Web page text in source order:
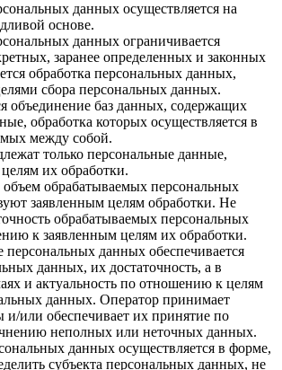
данных осуществляется на
основе.
данных ограничивается
заранее определенных и законных
обработка персональных данных,
сбора персональных данных.
объединение баз данных, содержащих
обработка которых осуществляется в
между собой.
только персональные данные,
их обработки.
обрабатываемых персональных
заявленным целям обработки. Не
обрабатываемых персональных
к заявленным целям их обработки.
персональных данных обеспечивается
данных, их достаточность, а в
и актуальность по отношению к целям
данных. Оператор принимает
или обеспечивает их принятие по
неполных или неточных данных.
данных осуществляется в форме,
субъекта персональных данных, не